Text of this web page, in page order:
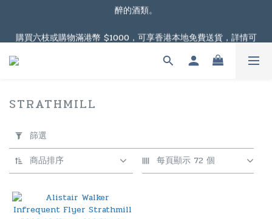
根據香港法律，不得在業務過程中，向未成年人售賣或供應令人醺
醉的酒類。
購買六枝或購物滿港幣 $1000，可享香港本地免費送貨，詳情可
按此瀏覽連結
用
篩
選
(0/20)
價格
STRATHMILL
篩選
商品排序
每頁顯示 72 個